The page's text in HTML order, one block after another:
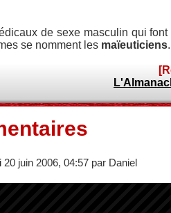
de sexe masculin qui
se nomment les maïeuticiens.
20 juin 2006, 04:57 par Daniel